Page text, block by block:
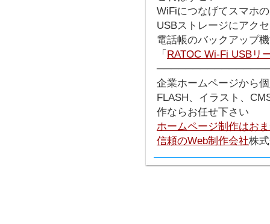
WiFiにつなげてスマホ
USBストレージにアク
電話帳のバックアップ
「 RATOC Wi-Fi USBリ
企業ホームページから
FLASH、イラスト、
作ならお任せ下さい
ホームページ制作はお
信頼のWeb制作会社株